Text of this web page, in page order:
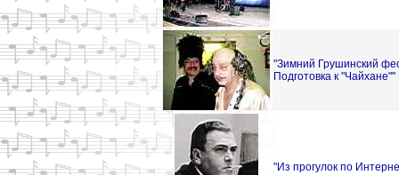
"Зимний Грушинский
Подготовка к "Чайхане""
"Из прогулок по